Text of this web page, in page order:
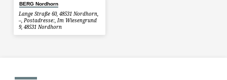
BERG Nordhorn
Lange Straße 60, 48531 Nordhorn,
–, Postadresse:, Im Wiesengrund
9, 48531 Nordhorn